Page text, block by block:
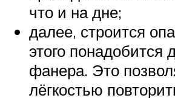
что и на дне;
далее, строится
этого понадобится
фанера. Это
лёгкостью